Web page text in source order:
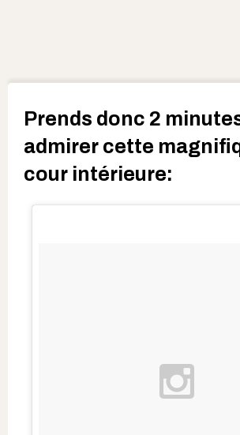
Prends donc 2
admirer cette
cour intérieure: